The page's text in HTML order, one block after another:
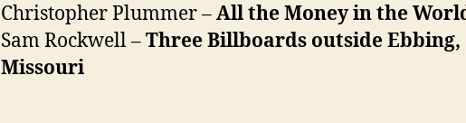
Christopher Plummer –All the Money in the
Sam Rockwell –Three Billboards outside Ebbing,
Missouri